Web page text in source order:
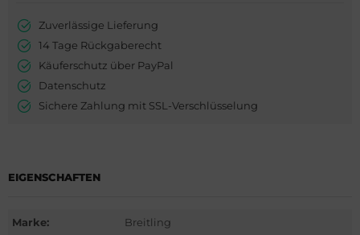
Zuverlässige Lieferung
14 Tage Rückgaberecht
Käuferschutz über PayPal
Datenschutz
Sichere Zahlung mit SSL-Verschlüsselung
EIGENSCHAFTEN
Marke: Breitling
Berlin
Nardin